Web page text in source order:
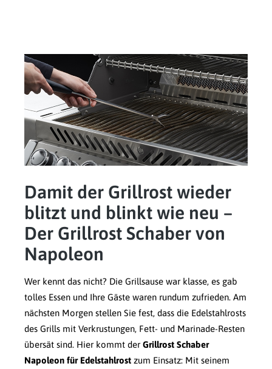
Damit der Grillrost wieder
blitzt und blinkt wie neu –
Der Grillrost Schaber von
Napoleon
Wer kennt das nicht? Die Grillsause war klasse, es gab
tolles Essen und Ihre Gäste waren rundum zufrieden. Am
nächsten Morgen stellen Sie fest, dass die Edelstahlrosts
des Grills mit Verkrustungen, Fett- und Marinade-Resten
übersät sind. Hier kommt der Grillrost Schaber
Napoleon für Edelstahlrost zum Einsatz: Mit seinem